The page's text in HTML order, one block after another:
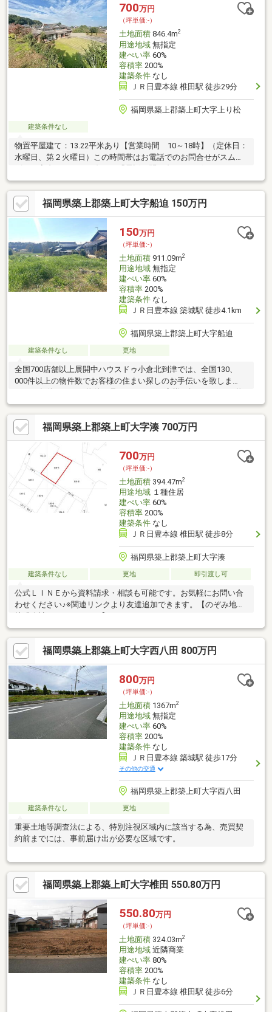
700万円
（坪単価:-）
土地面積846.4m2
用途地域無指定
建ぺい率60%
容積率200%
建築条件なし
ＪＲ日豊本線 椎田駅 徒歩29分
福岡県築上郡築上町大字上り松
建築条件なし
物置平屋建て：13.22平米あり【営業時間 10～18時】（定休日：
水曜日、第２火曜日）この時間帯はお電話でのお問合せがスムー
ズにご案内できます。右下の「電話で問い合わせ」ボタンをタッ
チ♪
福岡県築上郡築上町大字船迫 150万円
150万円
（坪単価:-）
土地面積911.09m2
用途地域無指定
建ぺい率60%
容積率200%
建築条件なし
ＪＲ日豊本線 築城駅 徒歩4.1km
福岡県築上郡築上町大字船迫
建築条件なし 更地
全国700店舗以上展開中ハウスドゥ小倉北到津では、全国130、
000件以上の物件数でお客様の住まい探しのお手伝いを致しま
件情報がほしいお客様などに当店は、おすすめです。お家購入に
ついてのご相談、購入時にかかる諸費用、住宅ローン、相続の相
談等お家の事ならすべて対応させて頂きます。いろいろな解決策
をご提案させて頂きます。詳しくはお問合せください!! 見るだ
け、聞くだけ全て無料です。
福岡県築上郡築上町大字湊 700万円
700万円
（坪単価:-）
土地面積394.47m2
用途地域１種住居
建ぺい率60%
容積率200%
建築条件なし
ＪＲ日豊本線 椎田駅 徒歩8分
福岡県築上郡築上町大字湊
建築条件なし 更地 即引渡し可
公式ＬＩＮＥから資料請求・相談も可能です。お気軽にお問い合
わせください♪※関連リンクより友達追加できます。【のぞみ地所
福岡県築上郡築上町大字西八田 800万円
800万円
（坪単価:-）
土地面積1367m2
用途地域無指定
建ぺい率60%
容積率200%
建築条件なし
ＪＲ日豊本線 築城駅 徒歩17分
その他の交通
福岡県築上郡築上町大字西八田
建築条件なし 更地
重要土地等調査法による、特別注視区域内に該当する為、売買契
約前までには、事前届け出が必要な区域です。
福岡県築上郡築上町大字椎田 550.80万円
550.80万円
（坪単価:-）
土地面積324.03m2
用途地域近隣商業
建ぺい率80%
容積率200%
建築条件なし
ＪＲ日豊本線 椎田駅 徒歩6分